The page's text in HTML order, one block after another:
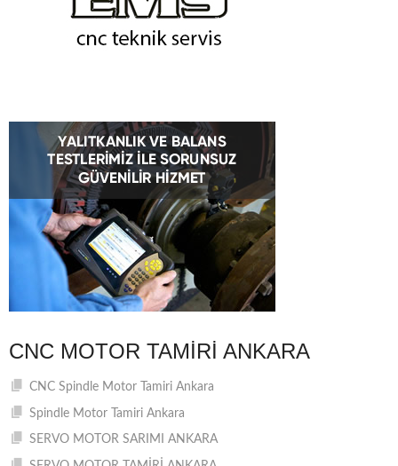
CNC MOTOR TAMIRI ANKARA
CNC Spindle Motor Tamiri Ankara
Spindle Motor Tamiri Ankara
SERVO MOTOR SARIMI ANKARA